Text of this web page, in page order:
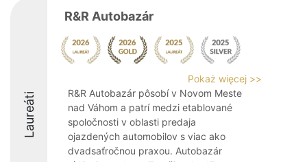
Laureáti
R&R Autobazár
Pokaż więcej >>
R&R Autobazár pôsobí v Novom Meste
nad Váhom a patrí medzi etablované
spoločnosti v oblasti predaja
ojazdených automobilov s viac ako
dvadsaťročnou praxou. Autobazár